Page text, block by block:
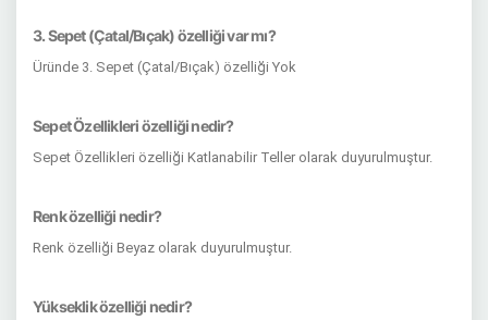
3. Sepet (Çatal/Bıçak) özelliği var mı?
Üründe 3. Sepet (Çatal/Bıçak) özelliği Yok
Sepet Özellikleri özelliği nedir?
Sepet Özellikleri özelliği Katlanabilir Teller olarak duyurulmuştur.
Renk özelliği nedir?
Renk özelliği Beyaz olarak duyurulmuştur.
Yükseklik özelliği nedir?